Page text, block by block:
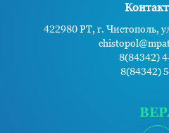
422980 РТ, г. Чистополь,
8(84342)
8(84342)